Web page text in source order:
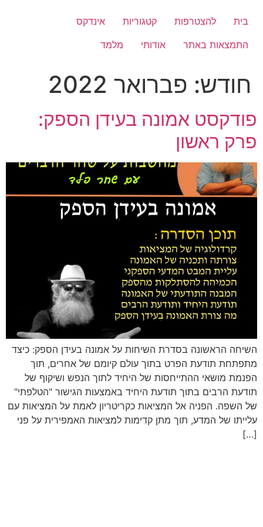
לתוכןבית להצטרפות קטגוריות
אינדקס
התמצאות באתר
אודותי מלמד
חודש: פברואר 2022
פודקסט אמונה בעידן הספק:
פרק ראשון
השיחה הראשונה בסדרת השיחות על אמונה בעידן הספק: כיצד
מתפתחת תודעת הפרט בתוך עולם קיומם של אחרים, תוך
הפנמת מושאי ההתייחסות של היחיד לתוך הנפש ושיקוף של
תודעת הרבים בתוך תודעת היחיד באמצעות הגישור "הטלפתי"
של השפה. הפניה אל המציאות כקריטריון לאמת על המציאות עם
עלייתו של המדע, תוך מתן קדימות למציאות האמפירית על פני
[…]